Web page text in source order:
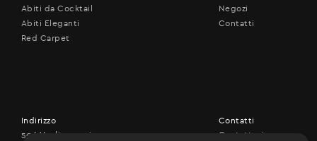
Abiti da Cocktail
Abiti Eleganti
Red Carpet
Negozi
Contatti
Indirizzo
506 Vouliagmenis ave.,
Contatti
Contattaci